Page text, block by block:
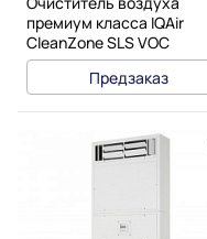
премиум класса IQAir
CleanZone SLS VOC
Предзаказ